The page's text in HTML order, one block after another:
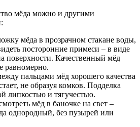
мёда можно и другими
мёда в прозрачном стакане воды,
посторонние примеси – в виде
поверхности. Качественный мёд
равномерно.
пальцами мёд хорошего качества
не образуя комков. Подделка
липкостью и тягучестью.
мёд в баночке на свет –
однородный, без пузырей или